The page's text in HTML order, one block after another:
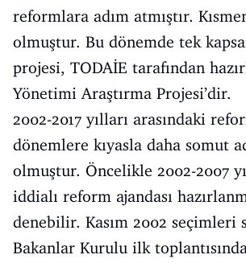
reformlara adım atmıştır.
olmuştur. Bu dönemde tek
projesi, TODAİE tarafından
Yönetimi Araştırma Projesi’dir.
2002-2017 yılları arasındaki
dönemlere kıyasla daha somut
olmuştur. Öncelikle 2002-2007
iddialı reform ajandası
denebilir. Kasım 2002 seçimleri
Bakanlar Kurulu ilk